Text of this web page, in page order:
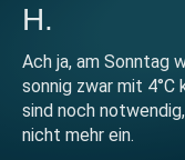
H.
Ach ja, am Sonntag
sonnig zwar mit 4°C
sind noch
nicht mehr ein.